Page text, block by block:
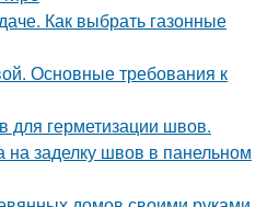
Как выбрать газонные
Основные требования к
для герметизации швов.
на заделку швов в панельном